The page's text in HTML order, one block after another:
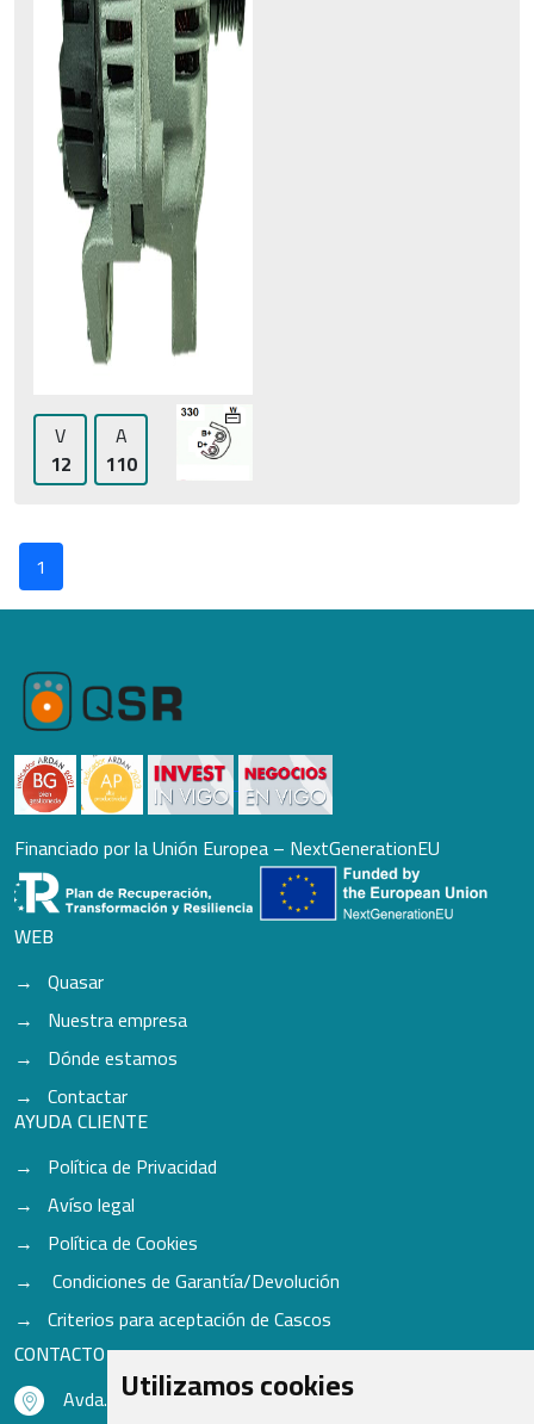
Utilizamos cookies
V
12
A
110
1
Financiado por la Unión Europea – NextGenerationEU
WEB
Quasar
Nuestra empresa
Dónde estamos
Contactar
AYUDA CLIENTE
Política de Privacidad
Avíso legal
Política de Cookies
Condiciones de Garantía/Devolución
Criterios para aceptación de Cascos
CONTACTO
Avda. do Freixo - Sardoma, 13